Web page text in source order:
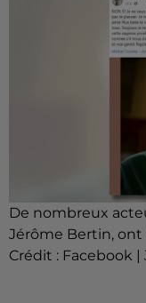
De nombreux
Jérôme Bertin,
Crédit : Facebook